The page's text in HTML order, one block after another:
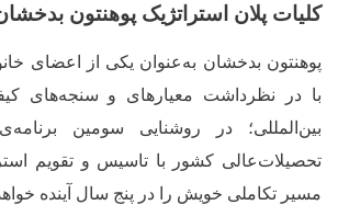
کلیات پلان استراتژیک پوهنتون
پوهنتون بدخشان به‌عنوان یکی از اعضای
با در نظرداشت معیار های و سنجه‌‌های
بین‌المللی؛ در روشنایی سومین
تحصیلات‌عالی کشور با تاسیس و تقویم
مسیر تکاملی خویش را در پنج سال آینده